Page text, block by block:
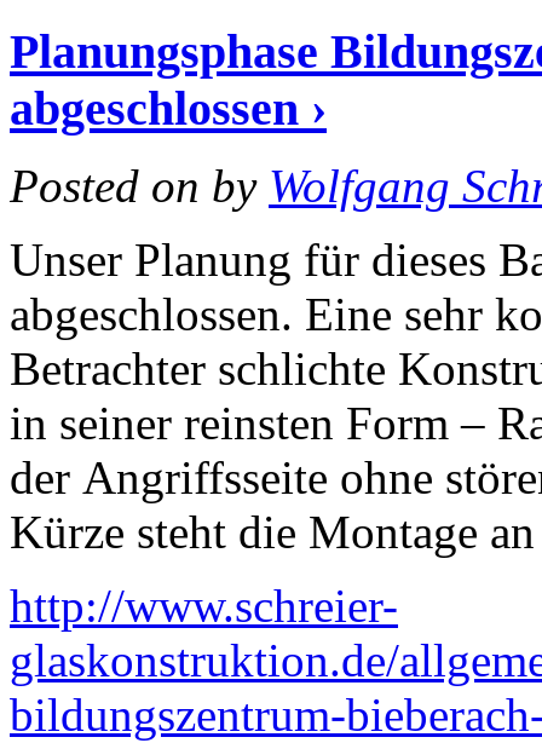
Planungsphase
abgeschlossen ›
Posted on by Wolfgang
Unser Planung für dieses
abgeschlossen. Eine sehr
Betrachter schlichte
in seiner reinsten Form –
der Angriffsseite ohne
Kürze steht die Montage
http://www.schreier-
glaskonstruktion.de/
bildungszentrum-